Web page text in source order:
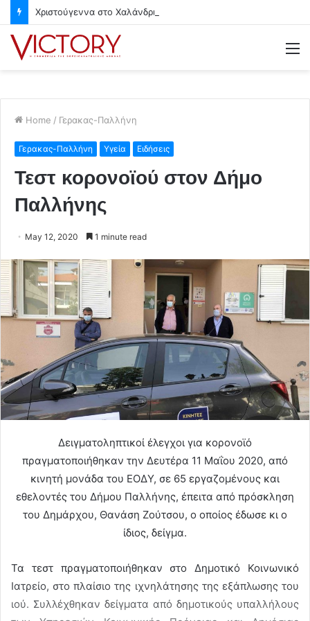
Home / Γερακας-Παλλήνη
Γερακας-Παλλήνη Υγεία Ειδήσεις
Τεστ κορονοϊού στον Δήμο
Παλλήνης
May 12, 2020 1 minute read
Δειγματοληπτικοί έλεγχοι για κορονοϊό
πραγματοποιήθηκαν την Δευτέρα 11 Μαΐου 2020, από
κινητή μονάδα του ΕΟΔΥ, σε 65 εργαζομένους και
εθελοντές του Δήμου Παλλήνης, έπειτα από πρόσκληση
του Δημάρχου, Θανάση Ζούτσου, ο οποίος έδωσε κι ο
ίδιος, δείγμα.
Τα τεστ πραγματοποιήθηκαν στο Δημοτικό Κοινωνικό
Ιατρείο, στο πλαίσιο της ιχνηλάτησης της εξάπλωσης του
ιού. Συλλέχθηκαν δείγματα από δημοτικούς υπαλλήλους